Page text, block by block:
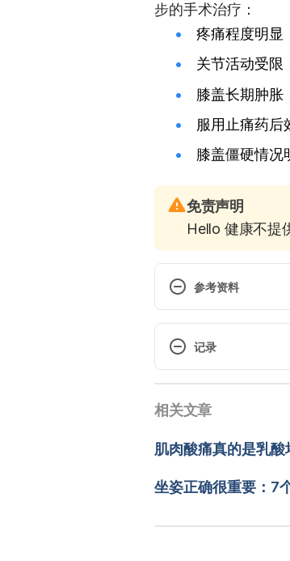
步的手术治疗：
疼痛程度明显
关节活动受限
膝盖长期肿胀
服用止痛药后
膝盖僵硬情况
免责声明
Hello 健康不提
参考资料
What are the
http://
knee/
http://
http://www.nhs.uk/
记录
2025/12/30
醫學審稿： 賴
Jeff Ong 更新
相关文章
肌肉酸痛真的是乳
坐姿正确很重要：7